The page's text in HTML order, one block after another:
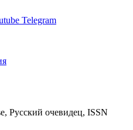
Telegram
Русский очевидец, ISSN